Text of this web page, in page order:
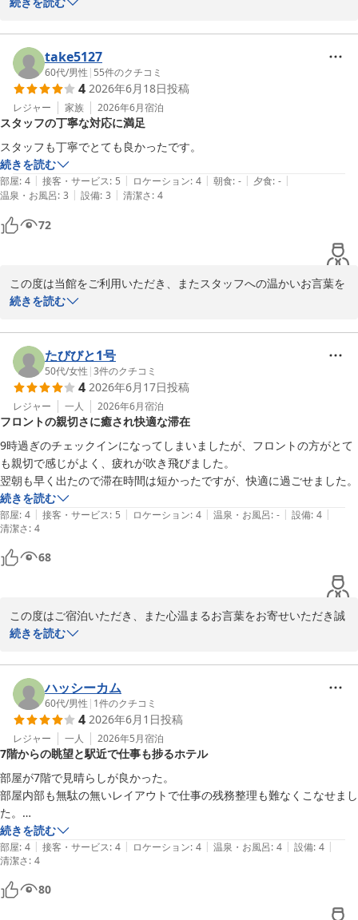
お客様からいただきました沢山のお褒めの言葉を大切にしながら、
お客様に喜んでいただけるサービスを今後も提供してゆきたいと思
っております。
ご宿泊の機会がございました折には、是非とも当館のご利用をお待
ち申し上げております。
貴重なご意見を頂きましたことに深く感謝を申し上げます。
相鉄フレッサイン 横浜戸塚
take5127
60代/男性 | 55件のクチコミ
4 2026年6月18日投稿
レジャー 家族 2026年6月宿泊
スタッフの丁寧な対応に満足
スタッフも丁寧でとても良かったです。
続きを読む
部屋: 4 | 接客・サービス: 5 | ロケーション: 4 | 朝食: - | 夕食: - |
温泉・お風呂: 3 | 設備: 3 | 清潔さ: 4
72
この度は当館をご利用いただき、またスタッフへの温かいお言葉を
お寄せいただき誠にありがとうございます。
ました。
今後もより快適にお過ごしいただけるよう、スタッフ一同努めてま
いります。
またのお越しを心よりお待ちしております。
相鉄フレッサイン 横浜戸塚
2026-06-19
続きを読む
たびびと1号
50代/女性 |3件のクチコミ
4 2026年6月17日投稿
レジャー 一人 2026年6月宿泊
フロントの親切さに癒され快適な滞在
9時過ぎのチェックインになってしまいましたが、フロントの方がとて
も親切で感じがよく、疲れが吹き飛びました。
翌朝も早く出たので滞在時間は短かったですが、快適に過ごせました。
続きを読む
部屋: 4 | 接客・サービス: 5 | ロケーション: 4 | 温泉・お風呂: - | 設備: 4 |
清潔さ: 4
68
この度はご宿泊いただき、また心温まるお言葉をお寄せいただき誠
にありがとうございます。
しく拝読いたしました。
ご滞在時間は短かったとのことですが、快適にお過ごしいただけた
ようで何よりでございます。
次回はぜひゆっくりとお過ごしいただける機会がございましたら幸
いです。
またのお越しをスタッフ一同、心よりお待ちしております。
相鉄フレッサイン 横浜戸塚
2026-06-19
続きを読む
ハッシーカム
60代/男性 | 1件のクチコミ
4 2026年6月1日投稿
レジャー 一人 2026年5月宿泊
7階からの眺望と駅近で仕事も捗るホテル
部屋が7階で見晴らしが良かった。
部屋内部も無駄の無いレイアウトで仕事の残務整理も難なくこなせまし
た。
駅近で飲食も困らないホテルは言うこと無しです。
続きを読む
部屋: 4 | 接客・サービス: 4 | ロケーション: 4 | 温泉・お風呂: 4 | 設備: 4 |
清潔さ: 4
80